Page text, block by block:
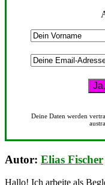
Deine Daten werden
Autor: Elias Fischer
Hallo! Ich arbeite als